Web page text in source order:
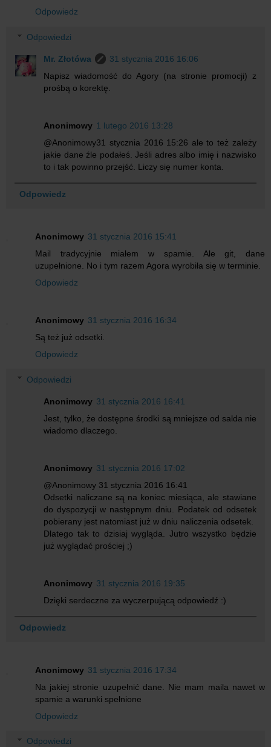
Odpowiedz
Odpowiedzi
Mr. Złotówa
31 stycznia 2016 16:06
Napisz wiadomość do Agory (na stronie promocji) z
prośbą o korektę.
Anonimowy 1 lutego 2016 13:28
@Anonimowy31 stycznia 2016 15:26 ale to też zależy
jakie dane źle podałeś. Jeśli adres albo imię i nazwisko
to i tak powinno przejść. Liczy się numer konta.
Odpowiedz
Anonimowy 31 stycznia 2016 15:41
Mail tradycyjnie miałem w spamie. Ale git, dane
uzupełnione. No i tym razem Agora wyrobiła się w terminie.
Odpowiedz
Anonimowy 31 stycznia 2016 16:34
Są też już odsetki.
Odpowiedz
Odpowiedzi
Anonimowy 31 stycznia 2016 16:41
Jest, tylko, że dostępne środki są mniejsze od salda nie
wiadomo dlaczego.
Anonimowy 31 stycznia 2016 17:02
@Anonimowy 31 stycznia 2016 16:41
Odsetki naliczane są na koniec miesiąca, ale stawiane
do dyspozycji w następnym dniu. Podatek od odsetek
pobierany jest natomiast już w dniu naliczenia odsetek.
Dlatego tak to dzisiaj wygląda. Jutro wszystko będzie
już wyglądać prościej ;)
Anonimowy 31 stycznia 2016 19:35
Dzięki serdeczne za wyczerpującą odpowiedź :)
Odpowiedz
Anonimowy 31 stycznia 2016 17:34
Na jakiej stronie uzupełnić dane. Nie mam maila nawet w
spamie a warunki spełnione
Odpowiedz
Odpowiedzi